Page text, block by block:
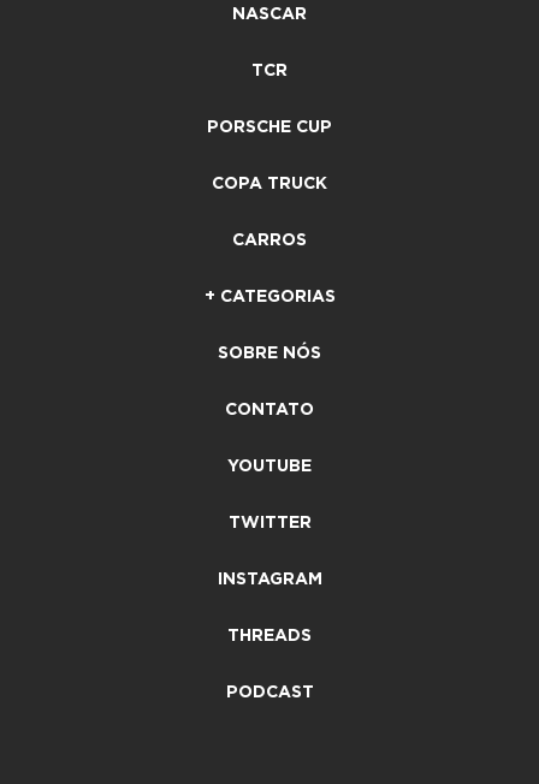
NASCAR
TCR
PORSCHE CUP
COPA TRUCK
CARROS
+ CATEGORIAS
SOBRE NÓS
CONTATO
YOUTUBE
TWITTER
INSTAGRAM
THREADS
PODCAST